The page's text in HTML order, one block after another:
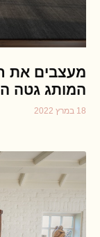
מעצבים את
המותג גטה
18 במרץ 2022